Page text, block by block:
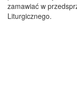
zamawiać w
Liturgicznego.